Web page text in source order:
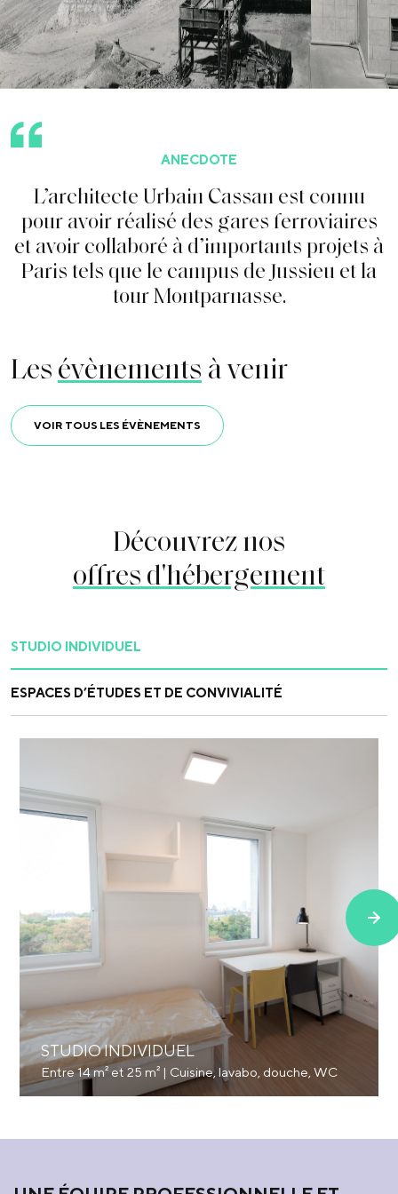
ANECDOTE
L’architecte Urbain Cassan est connu
pour avoir réalisé des garesferroviaires
etavoircollaboré àd’importants projets à
Paristels que le campus de Jussieu etla
tourMontparnasse.
Lesévènements à venir
VOIR TOUS LES ÉVÈNEMENTS
Découvrez nos
offres d'hébergement
STUDIO INDIVIDUEL
ESPACES D’ÉTUDES ET DE CONVIVIALITÉ
STUDIO INDIVIDUEL
Entre 14 m² et 25 m² | Cuisine, lavabo, douche, WC